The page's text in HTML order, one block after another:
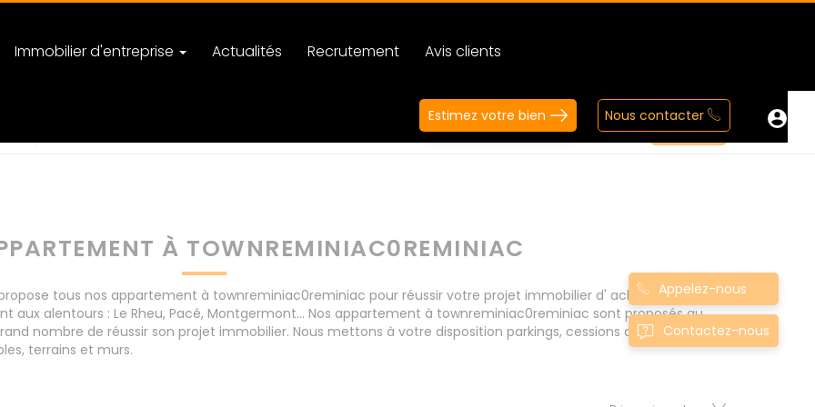
Immobilier d'entreprise Actualités Recrutement Avis clients
Estimez votre bien Nous contacter
À TOWNREMINIAC0REMINIAC
tous nos appartement à townreminiac0reminiac pour réussir votre projet immobilier d' achat. Consultez
aux alentours : Le Rheu, Pacé, Montgermont... Nos appartement à townreminiac0reminiac sont proposés au
nombre de réussir son projet immobilier. Nous mettons à votre disposition parkings, cessions de baux, fonds
terrains et murs.
Appelez-nous
Contactez-nous